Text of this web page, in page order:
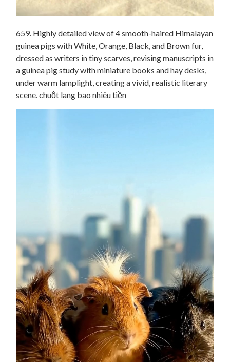
659. Highly detailed view of 4 smooth-haired Himalayan
guinea pigs with White, Orange, Black, and Brown fur,
dressed as writers in tiny scarves, revising manuscripts in
a guinea pig study with miniature books and hay desks,
under warm lamplight, creating a vivid, realistic literary
scene. chuột lang bao nhiêu tiền